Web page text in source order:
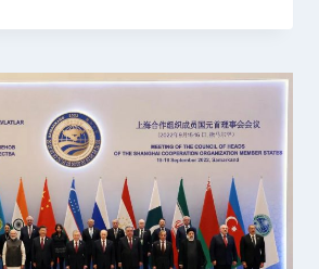
ЦӨМИЙН
НОМЛОЛЫН